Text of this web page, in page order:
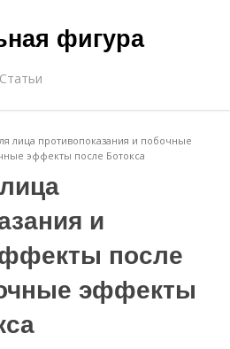
фигура
Статьи
лица противопоказания и побочные
эффекты после Ботокса
и
после
эффекты